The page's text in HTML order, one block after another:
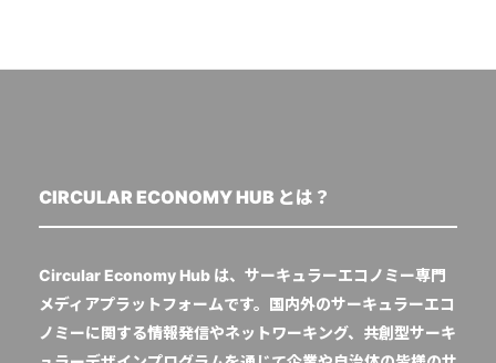
CIRCULAR ECONOMY HUB とは？
Circular Economy Hub は、サーキュラーエコノミー専門
メディアプラットフォームです。国内外のサーキュラーエコ
ノミーに関する情報発信やネットワーキング、共創型サーキ